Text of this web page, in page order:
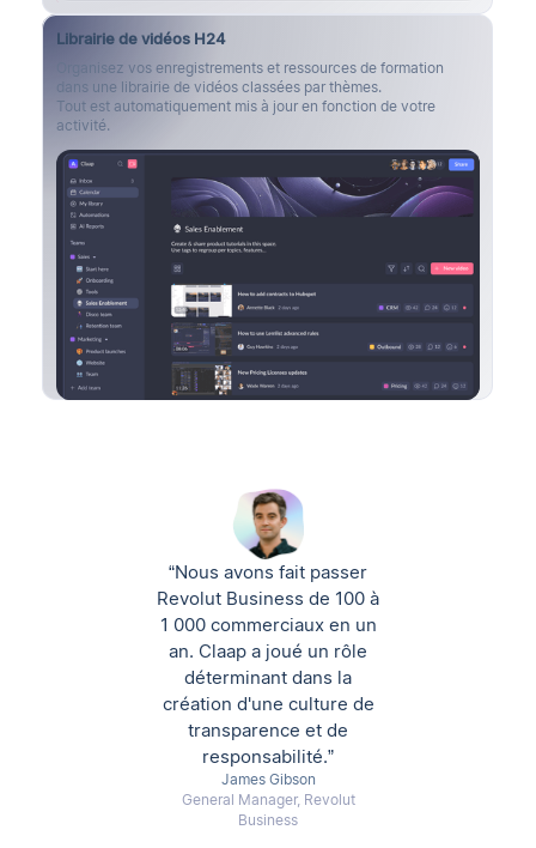
Librairie de vidéos H24
Organisez vos enregistrements et ressources de formation
dans une librairie de vidéos classées par thèmes.
Tout est automatiquement mis à jour en fonction de votre
activité.
“Nous avons fait passer
Revolut Business de 100 à
1 000 commerciaux en un
an. Claap a joué un rôle
déterminant dans la
création d'une culture de
transparence et de
responsabilité.”
James Gibson
General Manager, Revolut
Business